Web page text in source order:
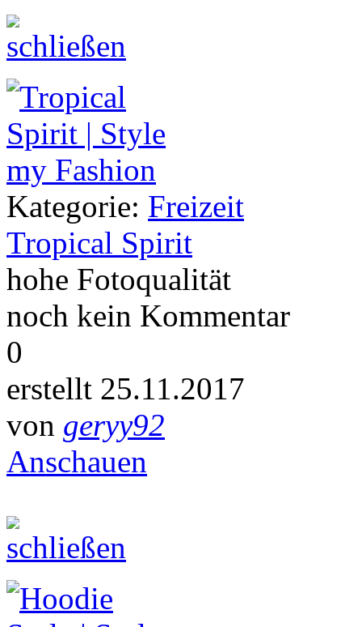
Kategorie: Freizeit
Tropical Spirit
hohe Fotoqualität
noch kein Kommentar
0
erstellt 25.11.2017
von geryy92
Anschauen